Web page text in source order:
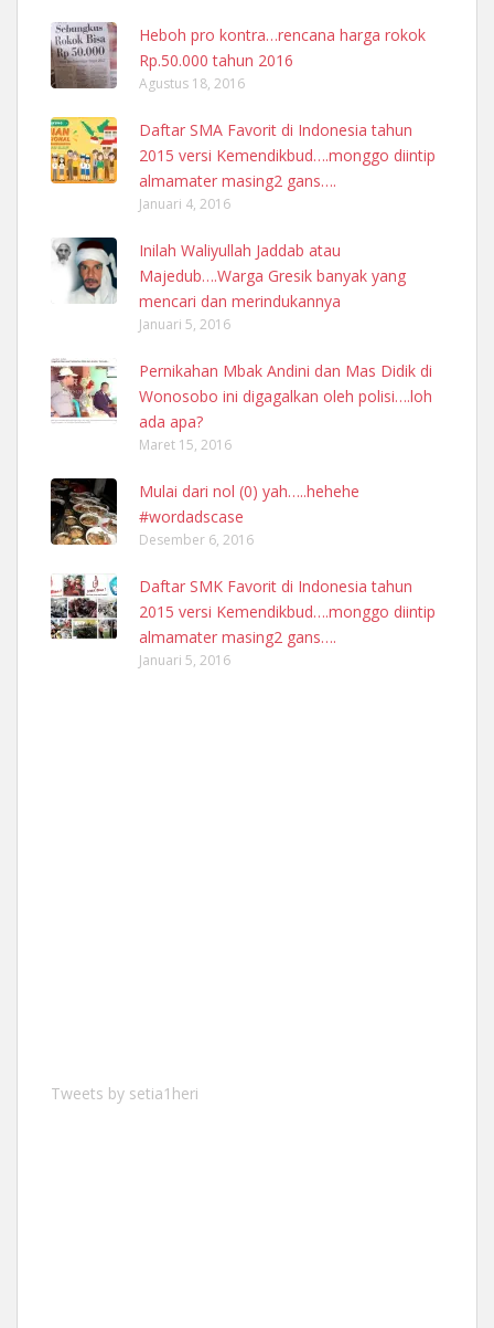
Heboh pro kontra…rencana harga rokok
Rp.50.000 tahun 2016
Agustus 18, 2016
Daftar SMA Favorit di Indonesia tahun
2015 versi Kemendikbud….monggo diintip
almamater masing2 gans….
Januari 4, 2016
Inilah Waliyullah Jaddab atau
Majedub….Warga Gresik banyak yang
mencari dan merindukannya
Januari 5, 2016
Pernikahan Mbak Andini dan Mas Didik di
Wonosobo ini digagalkan oleh polisi….loh
ada apa?
Maret 15, 2016
Mulai dari nol (0) yah…..hehehe
#wordadscase
Desember 6, 2016
Daftar SMK Favorit di Indonesia tahun
2015 versi Kemendikbud….monggo diintip
almamater masing2 gans….
Januari 5, 2016
Tweets by setia1heri